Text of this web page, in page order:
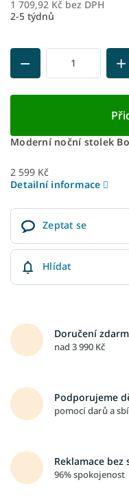
1 709,92 Kč bez DPH
2-5 týdnů
Moderní noční stolek
2 599 Kč
Detailní informace
Zeptat se
Hlídat
Doručení
nad 3 990 Kč
Podporujeme
pomocí darů a
Reklamace
96% spokojenost